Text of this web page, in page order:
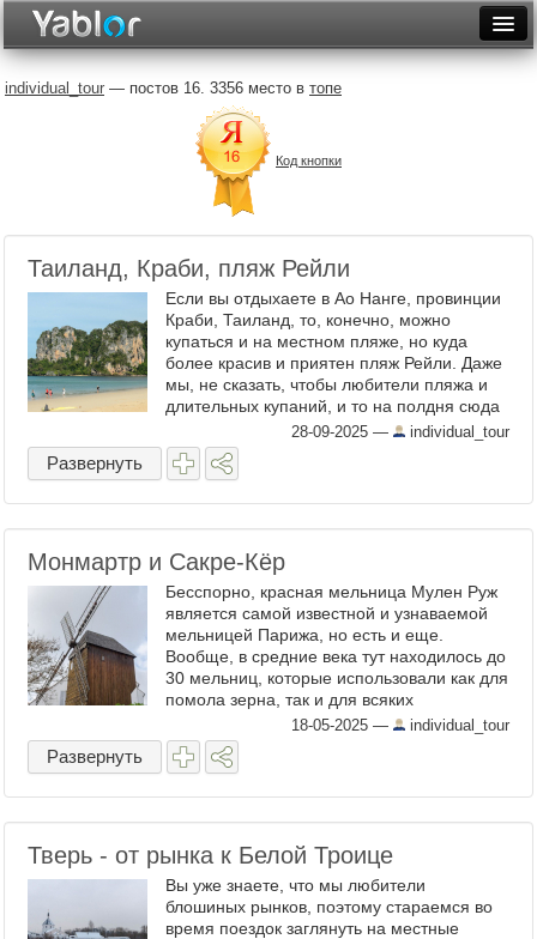
Неделя
Месяц
Рейтинги
Архив
Фототоп
Видеотоп
individual_tour — постов 16. 3356 место в топе
Код кнопки
Таиланд, Краби, пляж Рейли
Если вы отдыхаете в Ао Нанге, провинции
Краби, Таиланд, то, конечно, можно
купаться и на местном пляже, но куда
более красив и приятен пляж Рейли. Даже
мы, не сказать, чтобы любители пляжа и
длительных купаний, и то на полдня сюда
приехали:). Красиво, это не отнять:). 1.
Смотреть ...
28-09-2025 — individual_tour
Развернуть
Монмартр и Сакре-Кёр
Бесспорно, красная мельница Мулен Руж
является самой известной и узнаваемой
мельницей Парижа, но есть и еще.
Вообще, в средние века тут находилось до
30 мельниц, которые использовали как для
помола зерна, так и для всяких
производственных нужд, типа добычи
гипса в карьерах. Это ...
18-05-2025 — individual_tour
Развернуть
Тверь - от рынка к Белой Троице
Вы уже знаете, что мы любители
блошиных рынков, поэтому стараемся во
время поездок заглянуть на местные